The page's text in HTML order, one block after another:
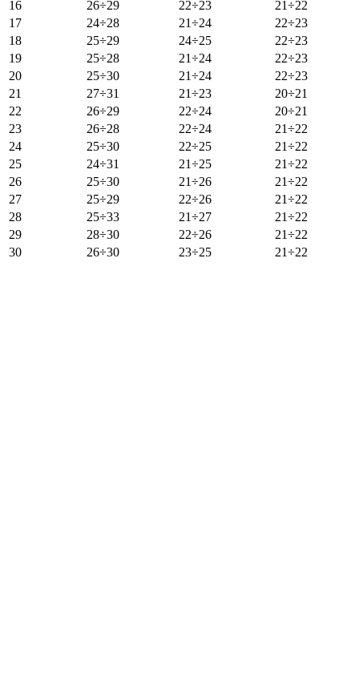
16 26÷29 22÷23
21÷22
17
24÷28 21÷24
22÷23
18
25÷29 24÷25
22÷23
19
25÷28 21÷24
22÷23
20
25÷30 21÷24
22÷23
21
27÷31 21÷23
20÷21
22
26÷29 22÷24
20÷21
23
26÷28 22÷24
21÷22
24
25÷30 22÷25
21÷22
25
24÷31 21÷25
21÷22
26
25÷30 21÷26
21÷22
27
25÷29 22÷26
21÷22
28
25÷33 21÷27
21÷22
29
28÷30 22÷26
21÷22
30
26÷30 23÷25 21÷22